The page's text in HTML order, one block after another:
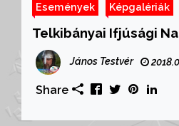
Események Képgalériák
Telkibányai Ifjúsági
János Testvér
Share